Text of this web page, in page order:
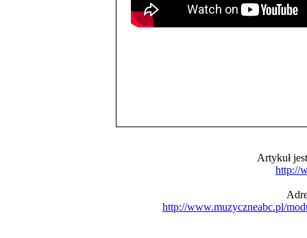
Artykuł
http://
http://www.muzyczneabc.pl/